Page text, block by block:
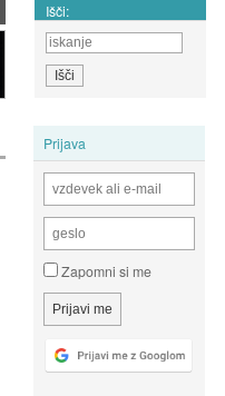
Išči:
Prijava
Zapomni si me